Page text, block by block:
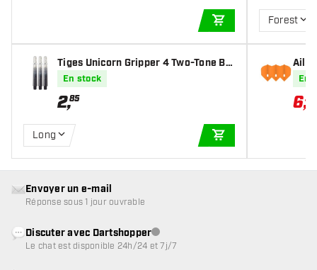
AJOUTER AU
Tiges Unicorn Gripper 4 Two-Tone Bl
ack
En stock
2,85
Long
Forest
En
6,37
Envoyer un e-mail
Réponse sous 1 jour ouvrable
Discuter avec DartshopperService client indisponible
Le chat est disponible 24h/24 et 7j/7